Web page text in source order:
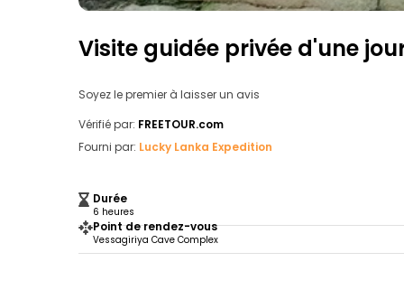
Visite guidée privée d'une
Soyez le premier à laisser un avis
Vérifié par: FREETOUR.com
Fourni par: Lucky Lanka Expedition
Durée
6 heures
Point de rendez-vous
Vessagiriya Cave Complex